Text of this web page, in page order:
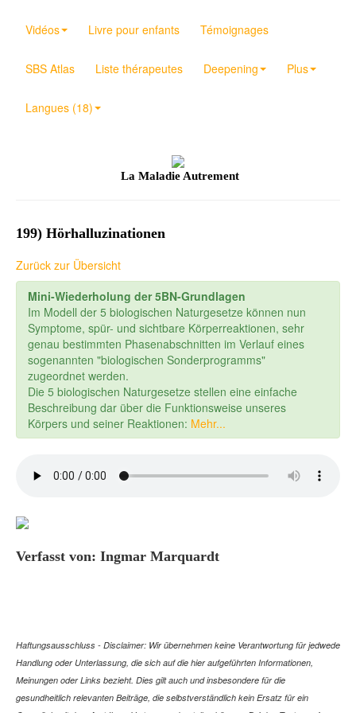
Vidéos Livre pour enfants Témoignages
SBS Atlas Liste thérapeutes Deepening Plus
Langues (18)
La Maladie Autrement
199) Hörhalluzinationen
Zurück zur Übersicht
Mini-Wiederholung der 5BN-Grundlagen
Im Modell der 5 biologischen Naturgesetze können nun
Symptome, spür- und sichtbare Körperreaktionen, sehr
genau bestimmten Phasenabschnitten im Verlauf eines
sogenannten "biologischen Sonderprogramms"
zugeordnet werden.
Die 5 biologischen Naturgesetze stellen eine einfache
Beschreibung dar über die Funktionsweise unseres
Körpers und seiner Reaktionen: Mehr...
Verfasst von: Ingmar Marquardt
Haftungsausschluss - Disclaimer: Wir übernehmen keine Verantwortung für jedwede
Handlung oder Unterlassung, die sich auf die hier aufgeführten Informationen,
Meinungen oder Links bezieht. Dies gilt auch und insbesondere für die
gesundheitlich relevanten Beiträge, die selbstverständlich kein Ersatz für ein